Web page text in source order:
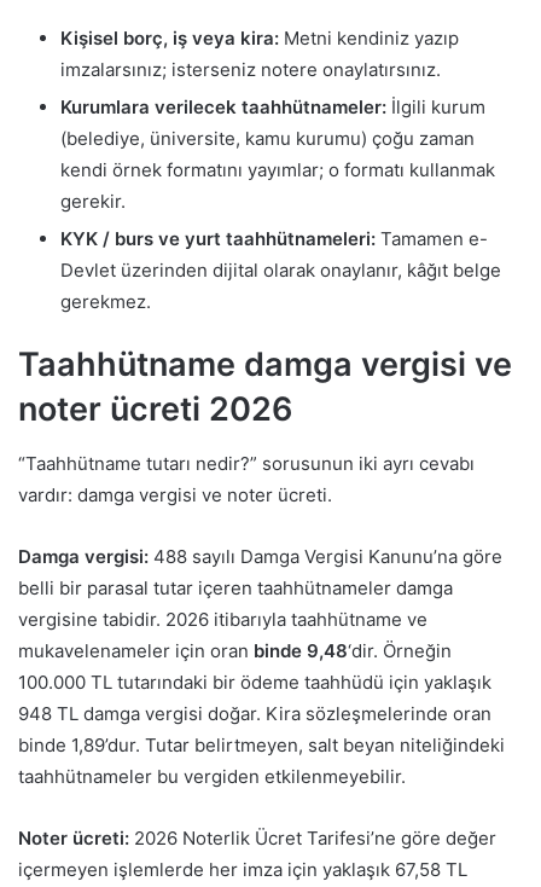
Kişisel borç, iş veya kira: Metni kendiniz yazıp
imzalarsınız; isterseniz notere onaylatırsınız.
Kurumlara verilecek taahhütnameler: İlgili kurum
(belediye, üniversite, kamu kurumu) çoğu zaman
kendi örnek formatını yayımlar; o formatı kullanmak
gerekir.
KYK / burs ve yurt taahhütnameleri: Tamamen e-
Devlet üzerinden dijital olarak onaylanır, kâğıt belge
gerekmez.
Taahhütname damga vergisi ve
noter ücreti 2026
“Taahhütname tutarı nedir?” sorusunun iki ayrı cevabı
vardır: damga vergisi ve noter ücreti.
Damga vergisi: 488 sayılı Damga Vergisi Kanunu’na göre
belli bir parasal tutar içeren taahhütnameler damga
vergisine tabidir. 2026 itibarıyla taahhütname ve
mukavelenameler için oran binde 9,48‘dir. Örneğin
100.000 TL tutarındaki bir ödeme taahhüdü için yaklaşık
948 TL damga vergisi doğar. Kira sözleşmelerinde oran
binde 1,89’dur. Tutar belirtmeyen, salt beyan niteliğindeki
taahhütnameler bu vergiden etkilenmeyebilir.
Noter ücreti: 2026 Noterlik Ücret Tarifesi’ne göre değer
içermeyen işlemlerde her imza için yaklaşık 67,58 TL